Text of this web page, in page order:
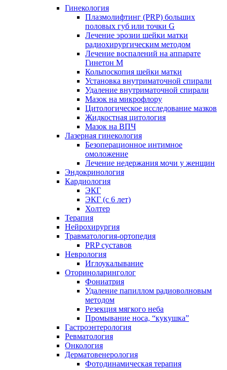
Гинекология
Плазмолифтинг (PRP) больших
половых губ или точки G
Лечение эрозии шейки матки
радиохирургическим методом
Лечение воспалений на аппарате
Гинетон М
Кольпоскопия шейки матки
Установка внутриматочной спирали
Удаление внутриматочной спирали
Мазок на микрофлору
Цитологическое исследование мазков
Жидкостная цитология
Мазок на ВПЧ
Лазерная гинекология
Безоперационное интимное
омоложение
Лечение недержания мочи у женщин
Эндокринология
Кардиология
ЭКГ
ЭКГ (с 6 лет)
Холтер
Терапия
Нейрохирургия
Травматология-ортопедия
PRP суставов
Неврология
Иглоукалывание
Оториноларинголог
Фониатрия
Удаление папиллом радиоволновым
методом
Резекция мягкого неба
Промывание носа, “кукушка”
Гастроэнтерология
Ревматология
Онкология
Дерматовенерология
Фотодинамическая терапия